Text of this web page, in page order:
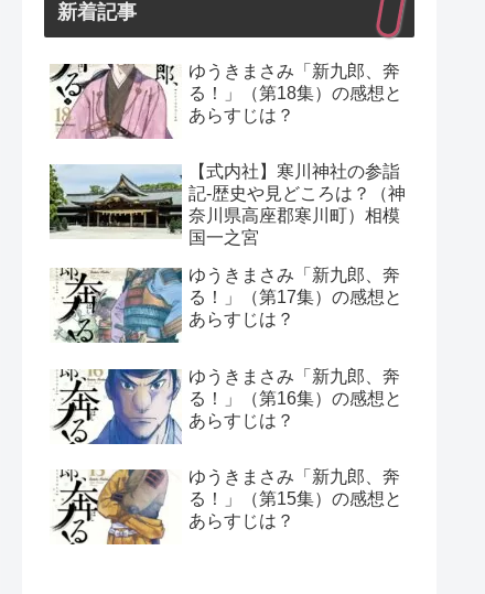
新着記事
ゆうきまさみ「新九郎、奔
る！」（第18集）の感想と
あらすじは？
【式内社】寒川神社の参詣
記-歴史や見どころは？（神
奈川県高座郡寒川町）相模
国一之宮
ゆうきまさみ「新九郎、奔
る！」（第17集）の感想と
あらすじは？
ゆうきまさみ「新九郎、奔
る！」（第16集）の感想と
あらすじは？
ゆうきまさみ「新九郎、奔
る！」（第15集）の感想と
あらすじは？